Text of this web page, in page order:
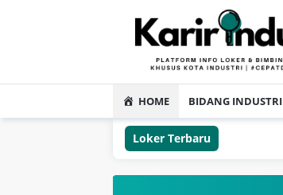
HOME BIDANG INDUSTRI
Loker Terbaru